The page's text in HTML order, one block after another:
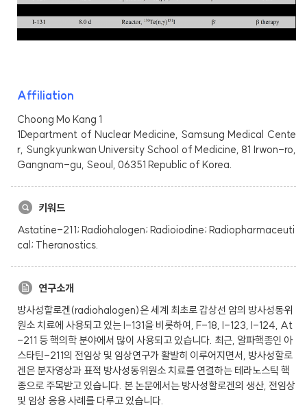
Affiliation
Choong Mo Kang 1
1Department of Nuclear Medicine, Samsung Medical Cente
r, Sungkyunkwan University School of Medicine, 81 Irwon-ro,
Gangnam-gu, Seoul, 06351 Republic of Korea.
키워드
Astatine-211; Radiohalogen; Radioiodine; Radiopharmaceuti
cal; Theranostics.
연구소개
방사성할로겐(radiohalogen)은 세계 최초로 갑상선 암의 방사성동위
원소 치료에 사용되고 있는 I-131을 비롯하여, F-18, I-123, I-124, At
-211 등 핵의학 분야에서 많이 사용되고 있습니다. 최근, 알파핵종인 아
스타틴-211의 전임상 및 임상연구가 활발히 이루어지면서, 방사성할로
겐은 분자영상과 표적 방사성동위원소 치료를 연결하는 테라노스틱 핵
종으로 주목받고 있습니다. 본 논문에서는 방사성할로겐의 생산, 전임상
및 임상 응용 사례를 다루고 있습니다.